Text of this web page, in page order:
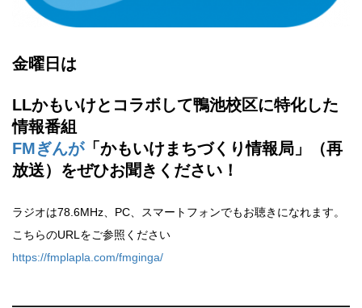
金曜日は
LLかもいけとコラボして鴨池校区に特化した
情報番組
FMぎんが「かもいけまちづくり情報局」（再
放送）をぜひお聞きください！
ラジオは78.6MHz、PC、スマートフォンでもお聴きになれます。
こちらのURLをご参照ください
https://fmplapla.com/fmginga/